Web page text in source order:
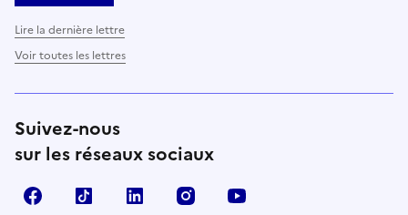
Lire la dernière lettre
Voir toutes les lettres
Suivez-nous
sur les réseaux sociaux
FacebookTikTok LinkedIn Instagram